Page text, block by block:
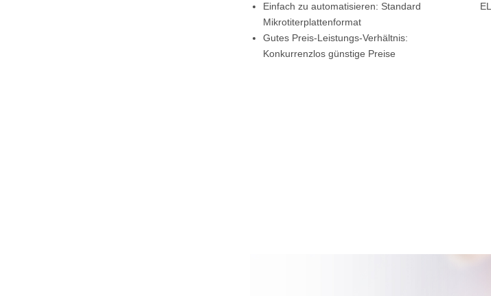
Einfach zu automatisieren: Standard
Mikrotiterplattenformat
Gutes Preis-Leistungs-Verhältnis:
Konkurrenzlos günstige Preise